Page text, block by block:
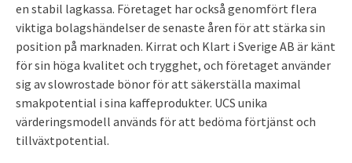
en stabil lagkassa. Företaget har också genomfört flera
viktiga bolagshändelser de senaste åren för att stärka sin
position på marknaden. Kirrat och Klart i Sverige AB är känt
för sin höga kvalitet och trygghet, och företaget använder
sig av slowrostade bönor för att säkerställa maximal
smakpotential i sina kaffeprodukter. UCS unika
värderingsmodell används för att bedöma förtjänst och
tillväxtpotential.